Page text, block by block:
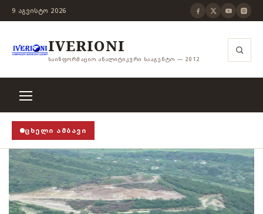
9 ᲐᲒᲕᲘᲡᲢᲝ 2026
IVERIONI
ᲡᲐᲘᲜᲤᲝᲠᲛᲐᲪᲘᲝ ᲐᲜᲐᲚᲘᲢᲘᲙᲣᲠᲘ ᲡᲐᲐᲒᲔᲜᲢᲝ — 2012
ᲪᲮᲔᲚᲘ ᲐᲛᲑᲐᲕᲘ
ჭანჭიკი მოშლილია, ცენზურა უნდა